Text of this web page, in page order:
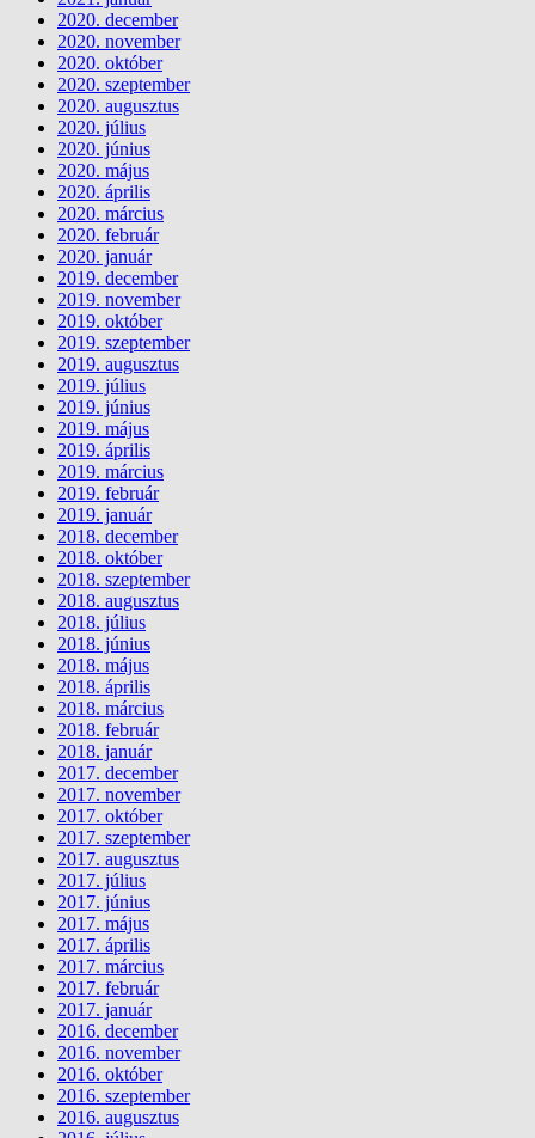
2020. december
2020. november
2020. október
2020. szeptember
2020. augusztus
2020. július
2020. június
2020. május
2020. április
2020. március
2020. február
2020. január
2019. december
2019. november
2019. október
2019. szeptember
2019. augusztus
2019. július
2019. június
2019. május
2019. április
2019. március
2019. február
2019. január
2018. december
2018. október
2018. szeptember
2018. augusztus
2018. július
2018. június
2018. május
2018. április
2018. március
2018. február
2018. január
2017. december
2017. november
2017. október
2017. szeptember
2017. augusztus
2017. július
2017. június
2017. május
2017. április
2017. március
2017. február
2017. január
2016. december
2016. november
2016. október
2016. szeptember
2016. augusztus